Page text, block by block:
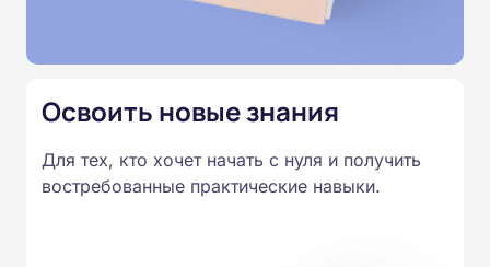
Освоить новые знания
Для тех, кто хочет начать с нуля и получить
востребованные практические навыки.